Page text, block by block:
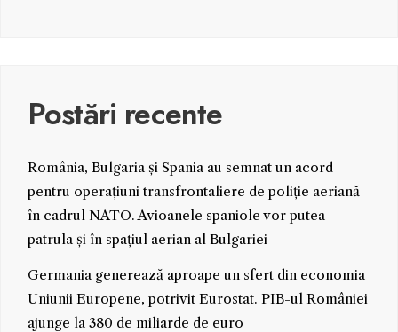
Postări recente
România, Bulgaria și Spania au semnat un acord
pentru operațiuni transfrontaliere de poliție aeriană
în cadrul NATO. Avioanele spaniole vor putea
patrula și în spațiul aerian al Bulgariei
Germania generează aproape un sfert din economia
Uniunii Europene, potrivit Eurostat. PIB-ul României
ajunge la 380 de miliarde de euro